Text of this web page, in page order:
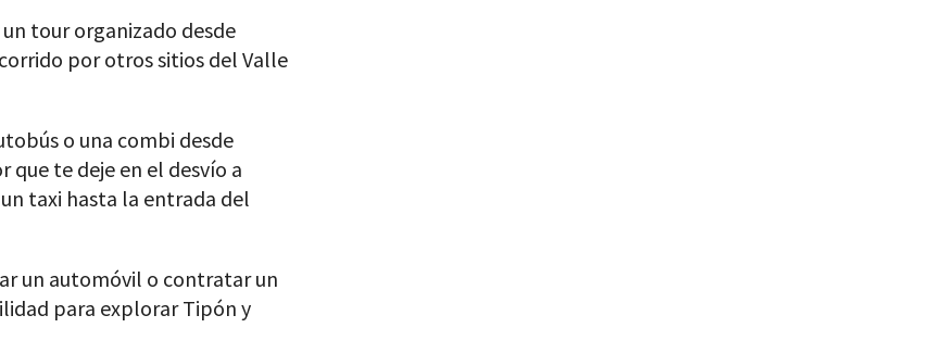
tour organizado desde
por otros sitios del Valle
o una combi desde
que te deje en el desvío a
taxi hasta la entrada del
un automóvil o contratar un
para explorar Tipón y